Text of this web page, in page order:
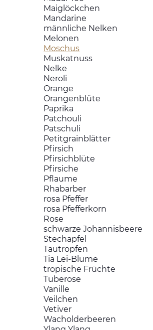
Maiglöckchen
Mandarine
männliche Nelken
Melonen
Moschus
Muskatnuss
Nelke
Neroli
Orange
Orangenblüte
Paprika
Patchouli
Patschuli
Petitgrainblätter
Pfirsich
Pfirsichblüte
Pfirsiche
Pflaume
Rhabarber
rosa Pfeffer
rosa Pfefferkorn
Rose
schwarze Johannisbeere
Stechapfel
Tautropfen
Tia Lei-Blume
tropische Früchte
Tuberose
Vanille
Veilchen
Vetiver
Wacholderbeeren